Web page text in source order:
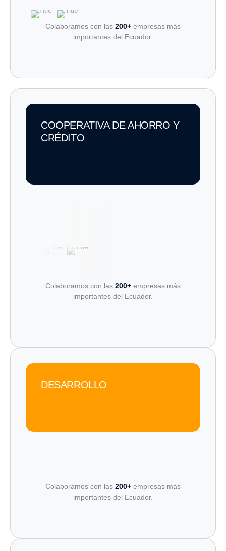
Colaboramos con las 200+ empresas más
importantes del Ecuador.
COOPERATIVA DE AHORRO Y
CRÉDITO
Colaboramos con las 200+ empresas más
importantes del Ecuador.
Colaboramos con las 200+ empresas más
importantes del Ecuador.
DESARROLLO